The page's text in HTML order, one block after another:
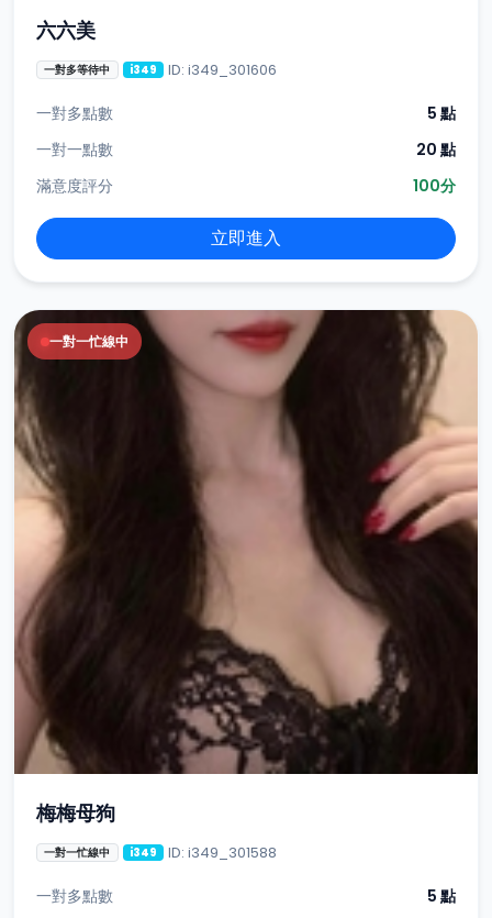
六六美
一對多等待中 i349 ID: i349_301606
一對多點數
5 點
一對一點數
20 點
滿意度評分
100分
立即進入
一對一忙線中
梅梅母狗
一對一忙線中 i349 ID: i349_301588
一對多點數
5 點